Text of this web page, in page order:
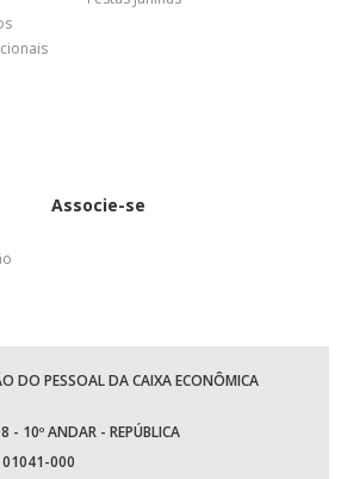
Associe-se
DO PESSOAL DA CAIXA ECONÔMICA
- 10º ANDAR - REPÚBLICA
01041-000